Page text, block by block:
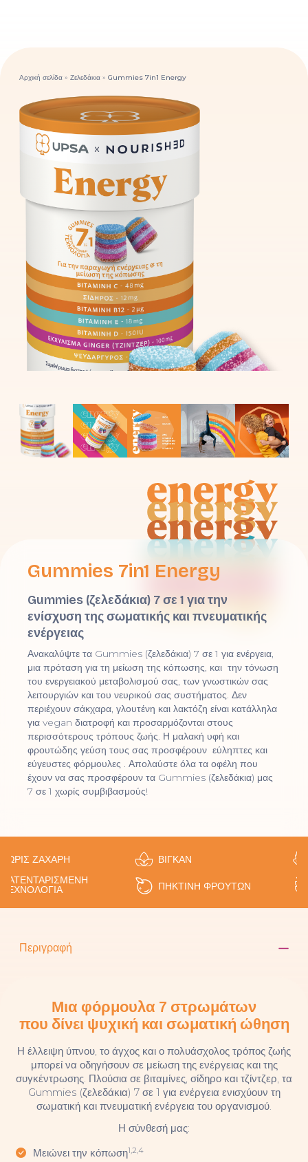
Αρχική σελίδα » Ζελεδάκια » Gummies 7in1 Energy
Gummies 7in1 Energy
Gummies (ζελεδάκια) 7 σε 1 για την
ενίσχυση της σωματικής και πνευματικής
ενέργειας
Ανακαλύψτε τα Gummies (ζελεδάκια) 7 σε 1 για ενέργεια,
μια πρόταση για τη μείωση της κόπωσης, και την τόνωση
του ενεργειακού μεταβολισμού σας, των γνωστικών σας
λειτουργιών και του νευρικού σας συστήματος. Δεν
περιέχουν σάκχαρα, γλουτένη και λακτόζη είναι κατάλληλα
για vegan διατροφή και προσαρμόζονται στους
περισσότερους τρόπους ζωής. Η μαλακή υφή και
φρουτώδης γεύση τους σας προσφέρουν εύληπτες και
εύγευστες φόρμουλες . Απολαύστε όλα τα οφέλη που
έχουν να σας προσφέρουν τα Gummies (ζελεδάκια) μας
7 σε 1 χωρίς συμβιβασμούς!
ΖΆΧΑΡΗ
ΒΊΓΚΑΝ
ΠΗΚΤΊΝΗ ΦΡΟΎΤΩΝ
Περιγραφή
Μια φόρμουλα 7 στρωμάτων
που δίνει ψυχική και σωματική ώθηση
Η έλλειψη ύπνου, το άγχος και ο πολυάσχολος τρόπος ζωής
μπορεί να οδηγήσουν σε μείωση της ενέργειας και της
συγκέντρωσης. Πλούσια σε βιταμίνες, σίδηρο και τζίντζερ, τα
Gummies (ζελεδάκια) 7 σε 1 για ενέργεια ενισχύουν τη
σωματική και πνευματική ενέργεια του οργανισμού.
Η σύνθεσή μας:
Μειώνει την κόπωση1,2,4